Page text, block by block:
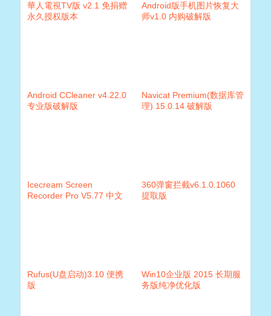
華人電視TV版 v2.1 免捐赠
永久授权版本
Android版手机图片恢复大
师v1.0 内购破解版
Android CCleaner v4.22.0
专业版破解版
Navicat Premium(数据库管
理) 15.0.14 破解版
Icecream Screen
Recorder Pro V5.77 中文
360弹窗拦截v6.1.0.1060
提取版
Rufus(U盘启动)3.10 便携
版
Win10企业版 2015 长期服
务版纯净优化版